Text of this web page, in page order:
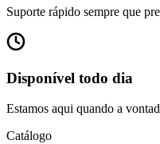
Suporte rápido sempre que
Disponível todo dia
Estamos aqui quando a
Catálogo